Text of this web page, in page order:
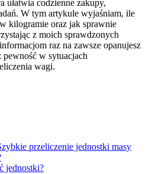
ułatwia codzienne zakupy,
W tym artykule wyjaśniam, ile
kilogramie oraz jak sprawnie
z moich sprawdzonych
raz na zawsze opanujesz
w sytuacjach
wagi.
przeliczenie jednostki masy
jednostki?